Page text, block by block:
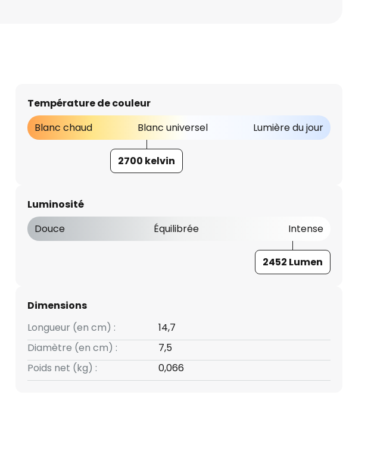
Température de couleur
Blanc chaud
Blanc universel Lumière du jour
2700 kelvin
Luminosité
Douce
Équilibrée Intense
2452 Lumen
Dimensions
Longueur (en cm) :
14,7
Diamètre (en cm) :
7,5
Poids net (kg) :
0,066